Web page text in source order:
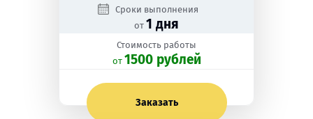
Сроки выполнения
от 1 дня
Стоимость работы
oт 1500 рублей
Заказать